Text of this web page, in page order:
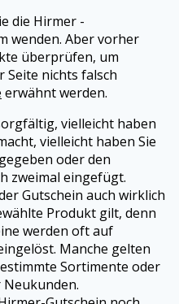
die Hirmer -
wenden. Aber vorher
überprüfen, um
Seite nichts falsch
erwähnt werden.
vielleicht haben
vielleicht haben Sie
oder den
zweimal eingefügt.
Gutschein auch wirklich
Produkt gilt, denn
werden oft auf
Manche gelten
Sortimente oder